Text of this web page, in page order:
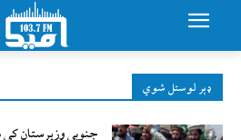
ډېر لوستل شوي
جنوبي وزیرستان کې